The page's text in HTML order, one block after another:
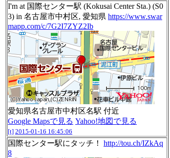
I'm at 国際センター駅 (Kokusai Center Sta.) (S0
3) in 名古屋市中村区, 愛知県 https://www.swar
mapp.com/c/7G2I7ZYZ2Ib
愛知県名古屋市中村区名駅 付近
Google Mapsで見る Yahoo!地図で見る
[t] 2015-01-16 16:45:06
国際センター駅にタッチ！ http://tou.ch/IZkAq
8